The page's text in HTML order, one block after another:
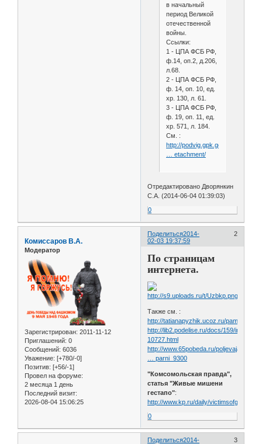
в начальный
период Великой
отечественной
войны.
Ссылки:
1 - ЦПА ФСБ РФ,
ф.14, оп.2, д.206,
л.68.
2 - ЦПА ФСБ РФ,
ф. 14, оп. 10, ед.
хр. 130, л. 61.
3 - ЦПА ФСБ РФ,
ф. 19, оп. 11, ед.
хр. 571, л. 184.
См. :
http://podvig.gpk.gov.by/article/
… etachment/
Отредактировано Дворянкин
С.А. (2014-06-04 01:39:03)
0
Поделиться 2
2014-
02-03 19:37:59
Комиссаров В.А.
Модератор
Зарегистрирован: 2011-11-12
Приглашений: 0
Сообщений: 6036
Уважение: [+780/-0]
Позитив: [+56/-1]
Провел на форуме:
2 месяца 1 день
Последний визит:
2026-08-04 15:06:25
По страницам
интернета.
Также см. :
http://tatianapyzhik.ucoz.ru/
http://lib2.podelise.ru/docs/159/index-
10727.html
http://www.65pobeda.ru/
… parni_9300
"Комсомольская правда",
статья "Живые мишени
гестапо":
http://www.kp.ru/daily/victimsofgestapo
0
Поделиться 3
2014-